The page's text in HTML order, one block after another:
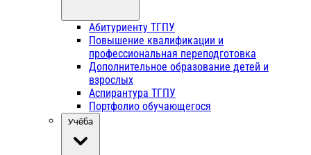
Абитуриенту ТГПУ
Повышение квалификации и
профессиональная переподготовка
Дополнительное образование детей и
взрослых
Аспирантура ТГПУ
Портфолио обучающегося
Учёба